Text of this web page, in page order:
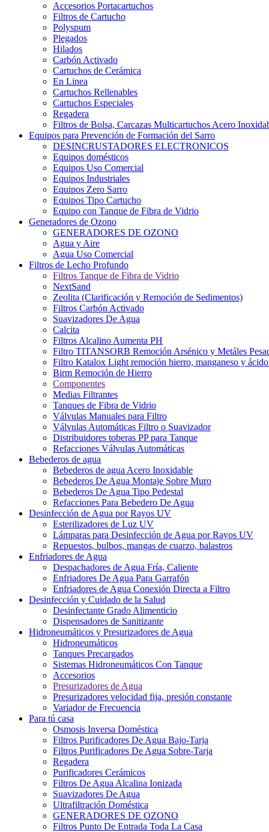
Accesorios Portacartuchos
Filtros de Cartucho
Polyspum
Plegados
Hilados
Carbón Activado
Cartuchos de Cerámica
En Linea
Cartuchos Rellenables
Cartuchos Especiales
Regadera
Filtros de Bolsa, Carcazas Multicartuchos Acero
Equipos para Prevención de Formación del Sarro
DESINCRUSTADORES ELECTRONICOS
Equipos domésticos
Equipos Uso Comercial
Equipos Industriales
Equipos Zero Sarro
Equipos Tipo Cartucho
Equipo con Tanque de Fibra de Vidrio
Generadores de Ozono
GENERADORES DE OZONO
Agua y Aire
Agua Uso Comercial
Filtros de Lecho Profundo
Filtros Tanque de Fibra de Vidrio
NextSand
Zeolita (Clarificación y Remoción de Sedimentos)
Filtros Carbón Activado
Suavizadores De Agua
Calcita
Filtros Alcalino Aumenta PH
Filtro TITANSORB Remoción Arsénico y Metáles
Filtro Katalox Light remoción hierro, manganeso y
Birm Remoción de Hierro
Componentes
Medias Filtrantes
Tanques de Fibra de Vidrio
Válvulas Manuales para Filtro
Válvulas Automáticas Filtro o Suavizador
Distribuidores toberas PP para Tanque
Refacciones Válvulas Automáticas
Bebederos de agua
Bebederos de agua Acero Inoxidable
Bebederos De Agua Montaje Sobre Muro
Bebederos De Agua Tipo Pedestal
Refacciones Para Bebedero De Agua
Desinfección de Agua por Rayos UV
Esterilizadores de Luz UV
Lámparas para Desinfección de Agua por Rayos UV
Repuestos, bulbos, mangas de cuarzo, balastros
Enfriadores de Agua
Despachadores de Agua Fría, Caliente
Enfriadores De Agua Para Garrafón
Enfriadores de Agua Conexión Directa a Filtro
Desinfección y Cuidado de la Salud
Desinfectante Grado Alimenticio
Dispensadores de Sanitizante
Hidroneumáticos y Presurizadores de Agua
Hidroneumáticos
Tanques Precargados
Sistemas Hidroneumáticos Con Tanque
Accesorios
Presurizadores de Agua
Presurizadores velocidad fija, presión constante
Variador de Frecuencia
Para tú casa
Osmosis Inversa Doméstica
Filtros Purificadores De Agua Bajo-Tarja
Filtros Purificadores De Agua Sobre-Tarja
Regadera
Purificadores Cerámicos
Filtros De Agua Alcalina Ionizada
Suavizadores De Agua
Ultrafiltración Doméstica
GENERADORES DE OZONO
Filtros Punto De Entrada Toda La Casa